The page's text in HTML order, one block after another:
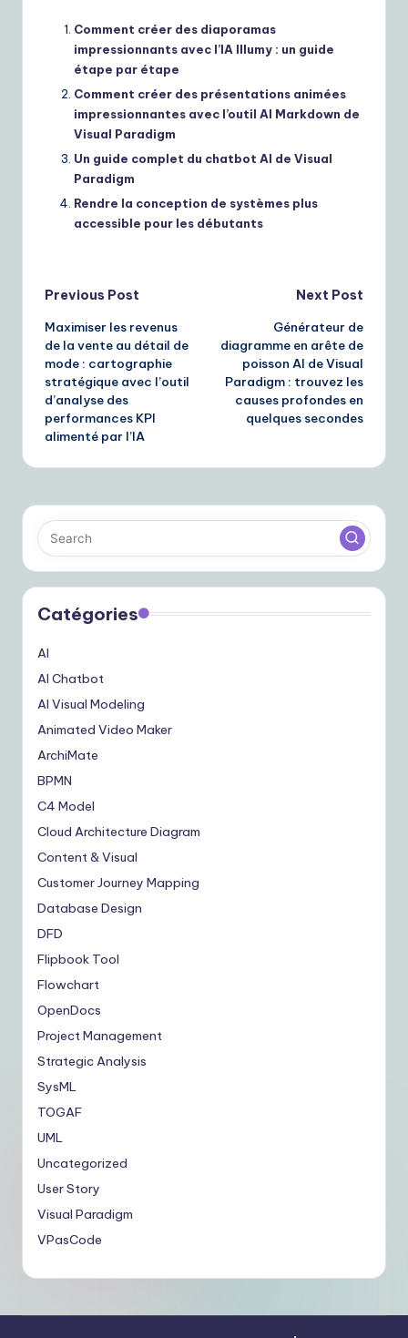
Comment créer des diaporamas
impressionnants avec l’IA Illumy : un guide
étape par étape
Comment créer des présentations animées
impressionnantes avec l’outil AI Markdown de
Visual Paradigm
Un guide complet du chatbot AI de Visual
Paradigm
Rendre la conception de systèmes plus
accessible pour les débutants
Post
navigation
Previous Post
Maximiser les revenus
de la vente au détail de
mode : cartographie
stratégique avec l’outil
d’analyse des
performances KPI
alimenté par l’IA
Next Post
Générateur de
diagramme en arête de
poisson AI de Visual
Paradigm : trouvez les
causes profondes en
quelques secondes
Catégories
AI
AI Chatbot
AI Visual Modeling
Animated Video Maker
ArchiMate
BPMN
C4 Model
Cloud Architecture Diagram
Content & Visual
Customer Journey Mapping
Database Design
DFD
Flipbook Tool
Flowchart
OpenDocs
Project Management
Strategic Analysis
SysML
TOGAF
UML
Uncategorized
User Story
Visual Paradigm
VPasCode